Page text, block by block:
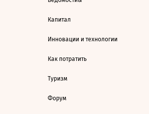
Капитал
Инновации и технологии
Как потратить
Туризм
Форум